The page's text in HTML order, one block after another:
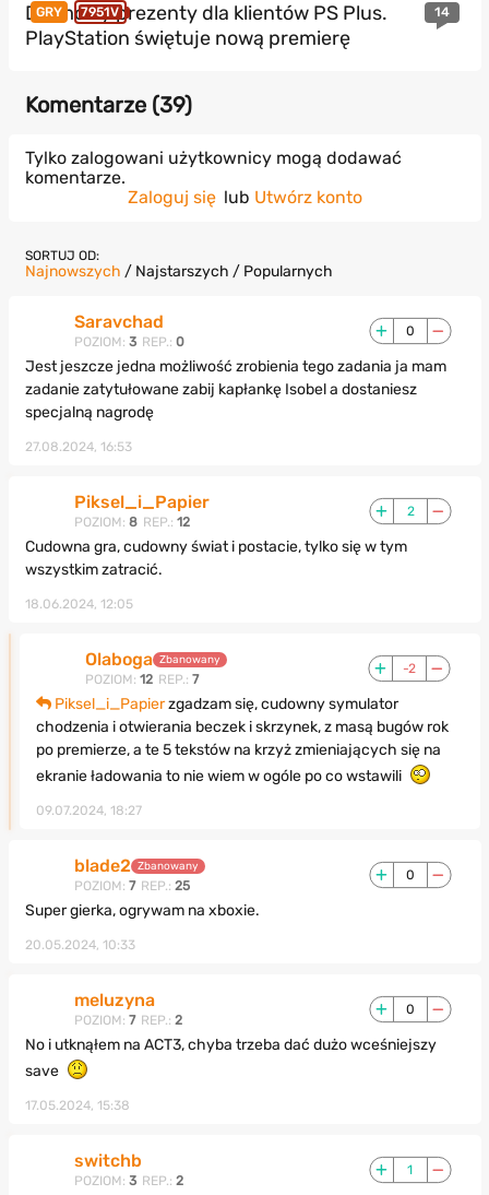
GRY 7951V 14
Darmowy prezenty dla klientów PS Plus.
PlayStation świętuje nową premierę
Komentarze (39)
Tylko zalogowani użytkownicy mogą dodawać
komentarze.
Zaloguj się lub Utwórz konto
SORTUJ OD:
Najnowszych / Najstarszych / Popularnych
Saravchad
POZIOM: 3 REP.: 0
0
Jest jeszcze jedna możliwość zrobienia tego zadania ja mam
zadanie zatytułowane zabij kapłankę Isobel a dostaniesz
specjalną nagrodę
27.08.2024, 16:53
Piksel_i_Papier
POZIOM: 8 REP.: 12
2
Cudowna gra, cudowny świat i postacie, tylko się w tym
wszystkim zatracić.
18.06.2024, 12:05
Olaboga Zbanowany
POZIOM: 12 REP.: 7
-2
Piksel_i_Papierzgadzam się, cudowny symulator
chodzenia i otwierania beczek i skrzynek, z masą bugów rok
po premierze, a te 5 tekstów na krzyż zmieniających się na
ekranie ładowania to nie wiem w ogóle po co wstawili
09.07.2024, 18:27
blade2 Zbanowany
POZIOM: 7 REP.: 25
0
Super gierka, ogrywam na xboxie.
20.05.2024, 10:33
meluzyna
POZIOM: 7 REP.: 2
0
No i utknąłem na ACT3, chyba trzeba dać dużo wceśniejszy
save
17.05.2024, 15:38
switchb
POZIOM: 3 REP.: 2
1